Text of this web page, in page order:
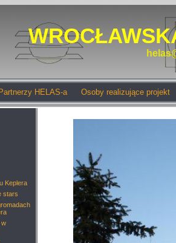
Partnerzy HELAS-a Osoby realizujące projekt
Keplera
stars
w